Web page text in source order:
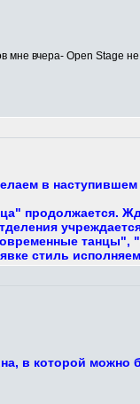
мне вчера- Open Stage
в
продолжается.
танцы",
стиль
в которой можно